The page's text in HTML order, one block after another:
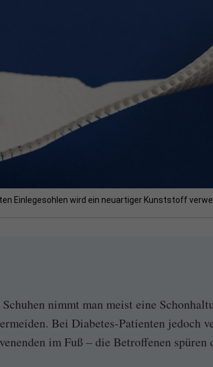
Einlegesohlen wird ein neuartiger Kunststoff
nimmt man meist eine
Bei Diabetes-Patienten jedoch
im Fuß – die Betroffenen spüren